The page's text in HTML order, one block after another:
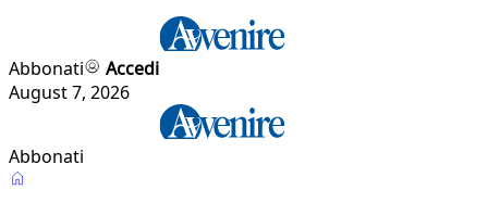
Abbonati
Accedi
August 7, 2026
Abbonati